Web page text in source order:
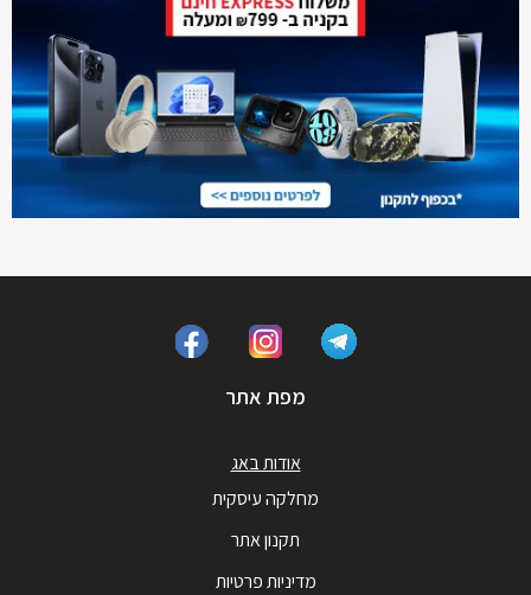
מפת אתר
אודות באג
מחלקה עיסקית
תקנון אתר
מדיניות פרטיות